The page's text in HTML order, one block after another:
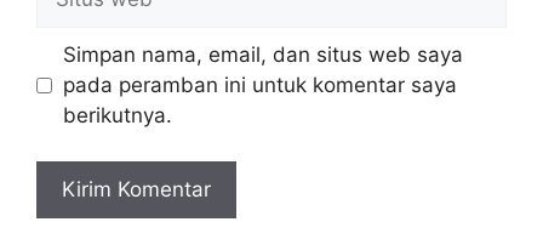
web
Simpan nama, email, dan situs web saya
pada peramban ini untuk komentar saya
berikutnya.